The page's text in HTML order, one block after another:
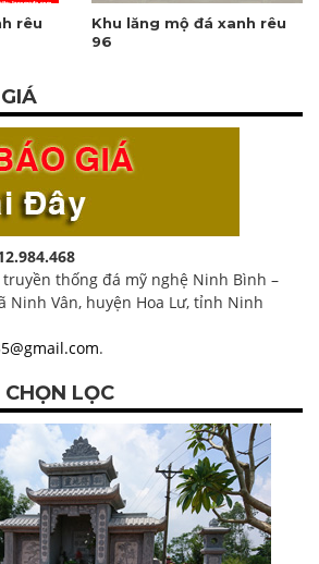
rêu
Khu lăng mộ đá xanh rêu
96
thống đá mỹ nghệ Ninh Bình –
Ninh Vân, huyện Hoa Lư, tỉnh Ninh
.
LỌC